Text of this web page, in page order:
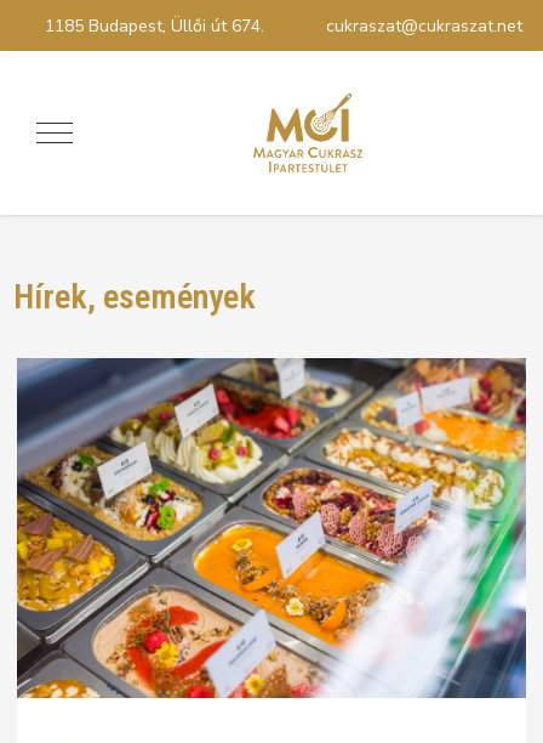
1185 Budapest, Üllői út 674. cukraszat@cukraszat.net
Hírek, események